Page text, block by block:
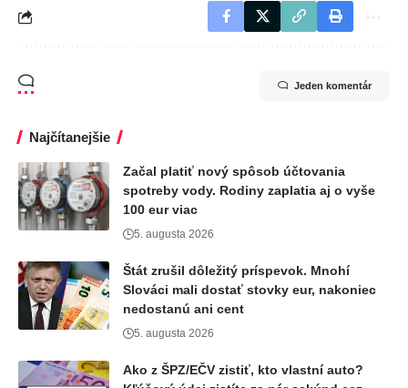
Jeden komentár
Najčítanejšie
Začal platiť nový spôsob účtovania
spotreby vody. Rodiny zaplatia aj o vyše
100 eur viac
5. augusta 2026
Štát zrušil dôležitý príspevok. Mnohí
Slováci mali dostať stovky eur, nakoniec
nedostanú ani cent
5. augusta 2026
Ako z ŠPZ/EČV zistiť, kto vlastní auto?